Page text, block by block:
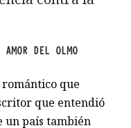
contra la
AMOR DEL OLMO